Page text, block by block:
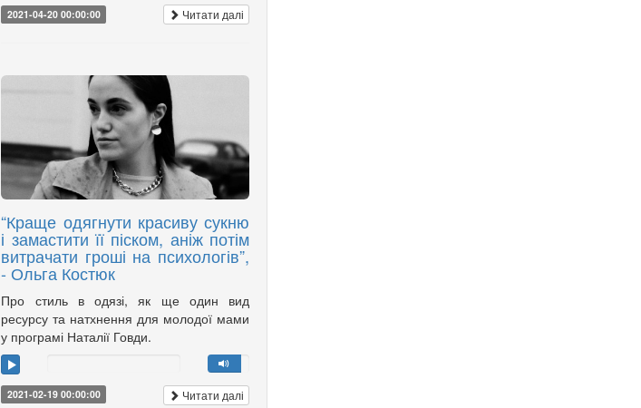
2021-04-20 00:00:00 Читати далі
“Краще одягнути красиву сукню
і замастити її піском, аніж потім
витрачати гроші на психологів”,
- Ольга Костюк
Про стиль в одязі, як ще один вид
ресурсу та натхнення для молодої мами
у програмі Наталії Говди.
2021-02-19 00:00:00 Читати далі